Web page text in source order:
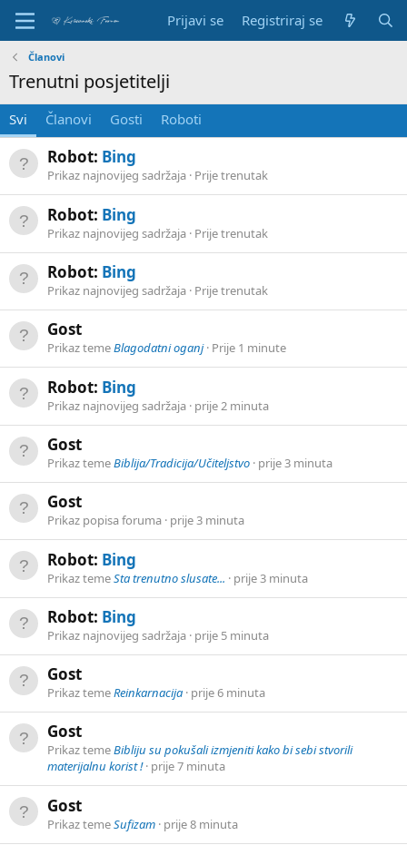
Prijavi se Registriraj se
Članovi
Trenutni posjetitelji
Svi Članovi Gosti Roboti
Robot: Bing
Prikaz najnovijeg sadržaja Prije trenutak
Robot: Bing
Prikaz najnovijeg sadržaja Prije trenutak
Robot: Bing
Prikaz najnovijeg sadržaja Prije trenutak
Gost
Prikaz temeBlagodatni oganj Prije 1 minute
Robot: Bing
Prikaz najnovijeg sadržaja prije 2 minuta
Gost
Prikaz temeBiblija/Tradicija/Učiteljstvo prije 3 minuta
Gost
Prikaz popisa foruma prije 3 minuta
Robot: Bing
Prikaz temeSta trenutno slusate... prije 3 minuta
Robot: Bing
Prikaz najnovijeg sadržaja prije 5 minuta
Gost
Prikaz temeReinkarnacija prije 6 minuta
Gost
Prikaz temeBibliju su pokušali izmjeniti kako bi sebi stvorili
materijalnu korist ! prije 7 minuta
Gost
Prikaz temeSufizam prije 8 minuta